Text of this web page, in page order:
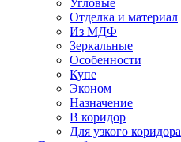
Угловые
Отделка и материал
Из МДФ
Зеркальные
Особенности
Купе
Эконом
Назначение
В коридор
Для узкого коридора